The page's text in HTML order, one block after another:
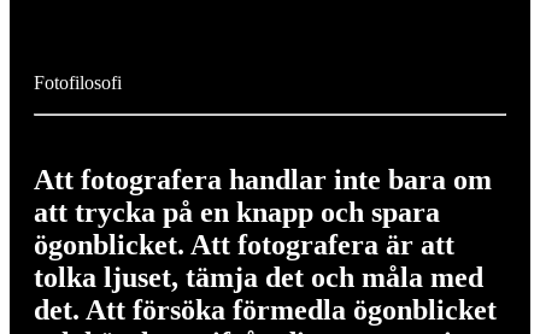
Fotofilosofi
Att fotografera handlar inte bara om
att trycka på en knapp och spara
ögonblicket. Att fotografera är att
tolka ljuset, tämja det och måla med
det. Att försöka förmedla ögonblicket